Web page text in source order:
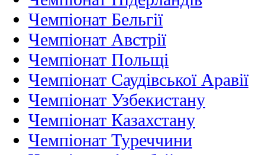
Чемпіонат Бельгії
Чемпіонат Австрії
Чемпіонат Польщі
Чемпіонат Саудівської Аравії
Чемпіонат Узбекистану
Чемпіонат Казахстану
Чемпіонат Туреччини